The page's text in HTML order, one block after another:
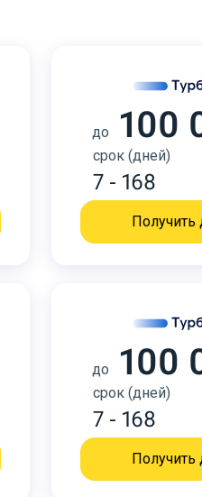
до 100
срок (дней)
7 - 168
Получить
до 100
срок (дней)
7 - 168
Получить